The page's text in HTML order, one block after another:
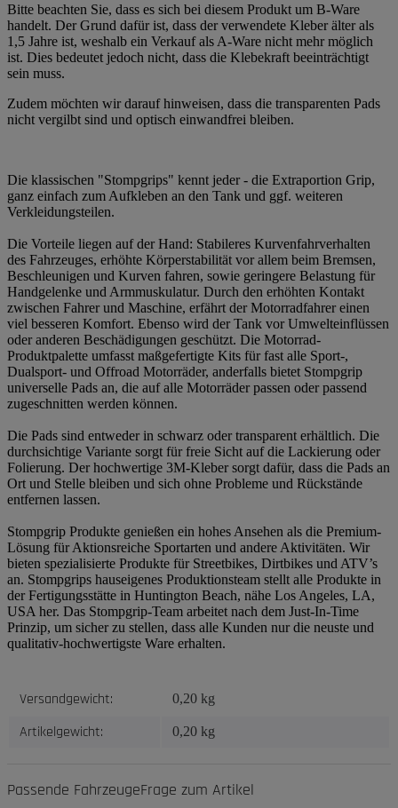
Bitte beachten Sie, dass es sich bei diesem Produkt um B-Ware
handelt. Der Grund dafür ist, dass der verwendete Kleber älter als
1,5 Jahre ist, weshalb ein Verkauf als A-Ware nicht mehr möglich
ist. Dies bedeutet jedoch nicht, dass die Klebekraft beeinträchtigt
sein muss.
Zudem möchten wir darauf hinweisen, dass die transparenten Pads
nicht vergilbt sind und optisch einwandfrei bleiben.
Die klassischen "Stompgrips" kennt jeder - die Extraportion Grip,
ganz einfach zum Aufkleben an den Tank und ggf. weiteren
Verkleidungsteilen.
Die Vorteile liegen auf der Hand: Stabileres Kurvenfahrverhalten
des Fahrzeuges, erhöhte Körperstabilität vor allem beim Bremsen,
Beschleunigen und Kurven fahren, sowie geringere Belastung für
Handgelenke und Armmuskulatur. Durch den erhöhten Kontakt
zwischen Fahrer und Maschine, erfährt der Motorradfahrer einen
viel besseren Komfort. Ebenso wird der Tank vor Umwelteinflüssen
oder anderen Beschädigungen geschützt. Die Motorrad-
Produktpalette umfasst maßgefertigte Kits für fast alle Sport-,
Dualsport- und Offroad Motorräder, anderfalls bietet Stompgrip
universelle Pads an, die auf alle Motorräder passen oder passend
zugeschnitten werden können.
Die Pads sind entweder in schwarz oder transparent erhältlich. Die
durchsichtige Variante sorgt für freie Sicht auf die Lackierung oder
Folierung. Der hochwertige 3M-Kleber sorgt dafür, dass die Pads an
Ort und Stelle bleiben und sich ohne Probleme und Rückstände
entfernen lassen.
Stompgrip Produkte genießen ein hohes Ansehen als die Premium-
Lösung für Aktionsreiche Sportarten und andere Aktivitäten. Wir
bieten spezialisierte Produkte für Streetbikes, Dirtbikes und ATV’s
an. Stompgrips hauseigenes Produktionsteam stellt alle Produkte in
der Fertigungsstätte in Huntington Beach, nähe Los Angeles, LA,
USA her. Das Stompgrip-Team arbeitet nach dem Just-In-Time
Prinzip, um sicher zu stellen, dass alle Kunden nur die neuste und
qualitativ-hochwertigste Ware erhalten.
Produkteigenschaft
Wert
Versandgewicht: 0,20 kg
Artikelgewicht: 0,20 kg
Passende FahrzeugeFrage zum Artikel